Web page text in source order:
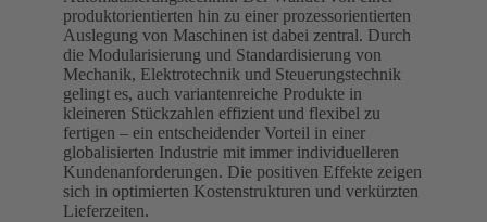
produktorientierten hin zu einer prozessorientierten
Auslegung von Maschinen ist dabei zentral. Durch
die Modularisierung und Standardisierung von
Mechanik, Elektrotechnik und Steuerungstechnik
gelingt es, auch variantenreiche Produkte in
kleineren Stückzahlen effizient und flexibel zu
fertigen – ein entscheidender Vorteil in einer
globalisierten Industrie mit immer individuelleren
Kundenanforderungen. Die positiven Effekte zeigen
sich in optimierten Kostenstrukturen und verkürzten
Lieferzeiten.